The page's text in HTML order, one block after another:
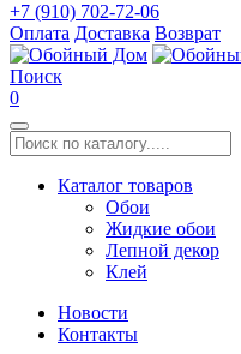
+7 (910) 702-72-06
Оплата Доставка Возврат
Поиск
0
Каталог товаров
Обои
Жидкие обои
Лепной декор
Клей
Новости
Контакты